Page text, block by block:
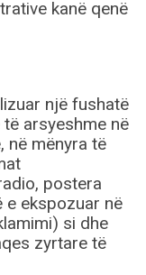
kanë qenë
një fushatë
arsyeshme në
në mënyra të
postera
e ekspozuar në
si dhe
zyrtare të